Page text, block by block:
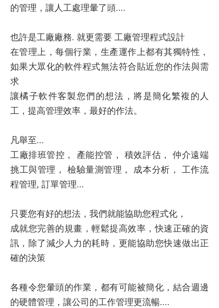
的管理，讓人工處理暈了頭....
也許是工廠廠務. 就更需要 工廠管理程式設計
在管理上，每個行業，生產運作上都有其獨特性，
如果大眾化的軟件程式無法符合貼近您的作法與需
求
讓橘子軟件客製您們的想法，將是簡化繁複的人
工，提高管理效率，最好的作法。
凡舉至...
工廠排班管控， 產能控管， 積效評估， 仲介遠端
挑工與管理， 檢驗量測管理， 成本分析， 工作流
程管理, 訂單管理...
只要您有好的想法，我們就能協助您程式化，
成就您完善的規畫，輕鬆提高效率，快速正確的資
訊，除了減少人力的耗時，更能協助您快速做出正
確的決策
各種令您暈頭的作業，都有可能被簡化，結合週邊
的硬體管理，讓公司的工作管理更流暢....